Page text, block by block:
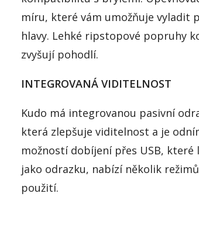
míru, které vám umožňuje vyladit
hlavy. Lehké ripstopové popruhy
zvyšují pohodlí.
INTEGROVANÁ VIDITELNOST
Kudo má integrovanou pasivní
která zlepšuje viditelnost a je
možností dobíjení přes USB,
jako odrazku, nabízí několik
použití.